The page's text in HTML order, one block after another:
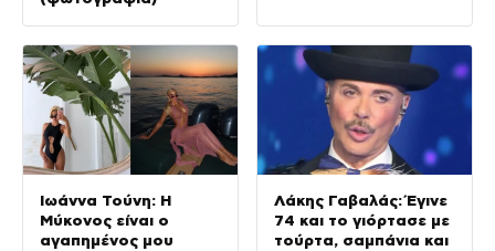
Ιωάννα Τούνη: Η
Μύκονος είναι ο
αγαπημένος μου
Λάκης Γαβαλάς: Έγινε
74 και το γιόρτασε με
τούρτα, σαμπάνια και